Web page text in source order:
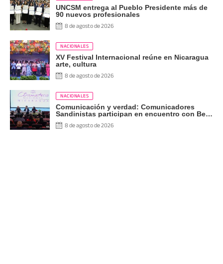
UNCSM entrega al Pueblo Presidente más de
90 nuevos profesionales
8 de agosto de 2026
NACIONALES
XV Festival Internacional reúne en Nicaragua
arte, cultura
8 de agosto de 2026
NACIONALES
Comunicación y verdad: Comunicadores
Sandinistas participan en encuentro con Ben
Norton8 de agosto de 2026